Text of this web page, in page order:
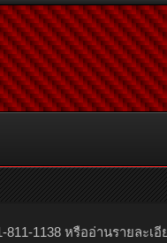
811-1138 หรืออ่านรายละเ